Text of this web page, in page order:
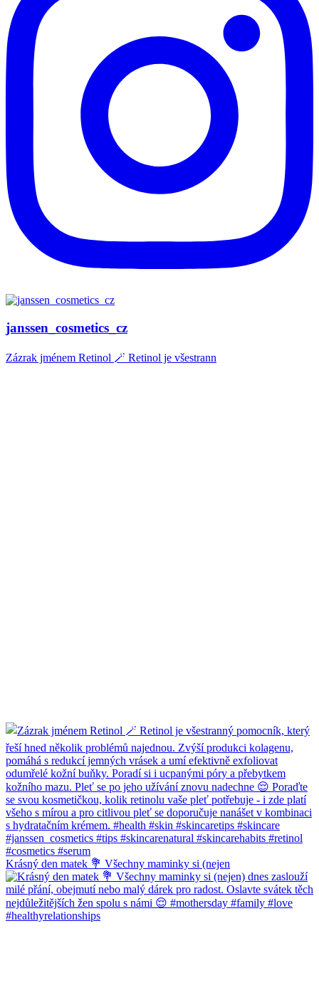
janssen_cosmetics_cz
Zázrak jménem Retinol 🪄 Retinol je všestrann
Krásný den matek 💐 Všechny maminky si (nejen